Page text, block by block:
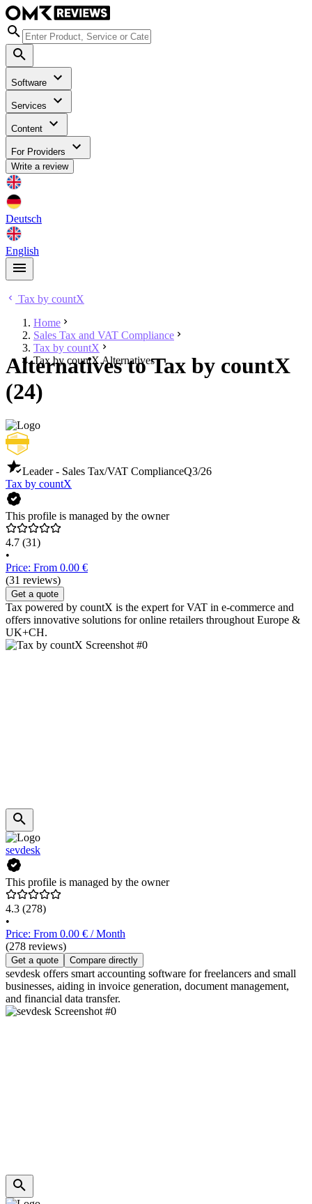
Software
Services
Content
For Providers
Write a review
Deutsch
English
Tax by countX
Home
Sales Tax and VAT Compliance
Tax by countX
Tax by countX Alternatives
Alternatives to Tax by countX
(24)
Leader - Sales Tax/VAT ComplianceQ3/26
Tax by countX
This profile is managed by the owner
4.7 (31)
•
Price: From 0.00 €
(31 reviews)
Get a quote
Tax powered by countX is the expert for VAT in e-commerce and
offers innovative solutions for online retailers throughout Europe &
UK+CH.
sevdesk
This profile is managed by the owner
4.3 (278)
•
Price: From 0.00 € / Month
(278 reviews)
Get a quote Compare directly
sevdesk offers smart accounting software for freelancers and small
businesses, aiding in invoice generation, document management,
and financial data transfer.